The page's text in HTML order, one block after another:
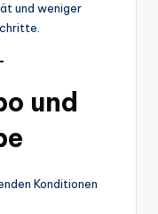
und weniger
und
Konditionen